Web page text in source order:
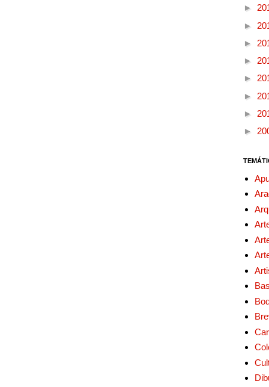
►
►
►
►
►
►
►
►